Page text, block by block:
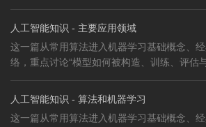
人工智能知识 - 主要应用领域
这一篇从常用算法进入机器学习基础概念、
络，重点讨论“模型如何被构造、训练、评估
人工智能知识 - 算法和机器学习
这一篇从常用算法进入机器学习基础概念、